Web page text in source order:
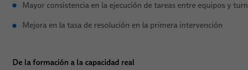
Mayor consistencia en la ejecución de tareas entre equipos y
Mejora en la tasa de resolución en la primera intervención
De la formación a la capacidad real